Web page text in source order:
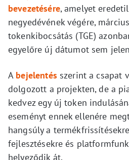
bevezetésére, amelyet
negyedévének végére,
tokenkibocsátás (TGE)
egyelőre új dátumot sem
A bejelentés szerint a csapat
dolgozott a projekten, de a
kedvez egy új token
eseményt ennek ellenére
hangsúly a
fejlesztésekre és
helyeződik át.